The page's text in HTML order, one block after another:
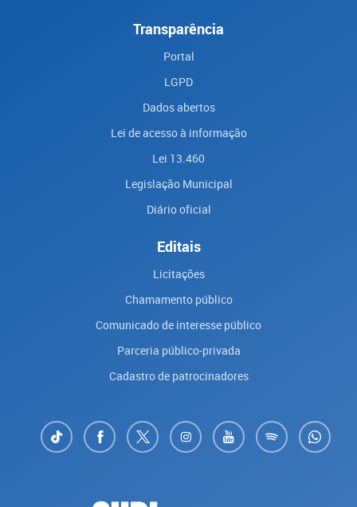
Transparência
Portal
LGPD
Dados abertos
Lei de acesso à informação
Lei 13.460
Legislação Municipal
Diário oficial
Editais
Licitações
Chamamento público
Comunicado de interesse público
Parceria público-privada
Cadastro de patrocinadores